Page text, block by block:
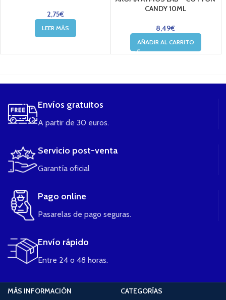
2,75€
LEER MÁS
CANDY 10ML
8,49€
AÑADIR AL CARRITO
Envíos gratuitos
A partir de 30 euros.
Servicio post-venta
Garantía oficial
Pago online
Pasarelas de pago seguras.
Envío rápido
Entre 24 o 48 horas.
MÁS INFORMACIÓN
CATEGORÍAS